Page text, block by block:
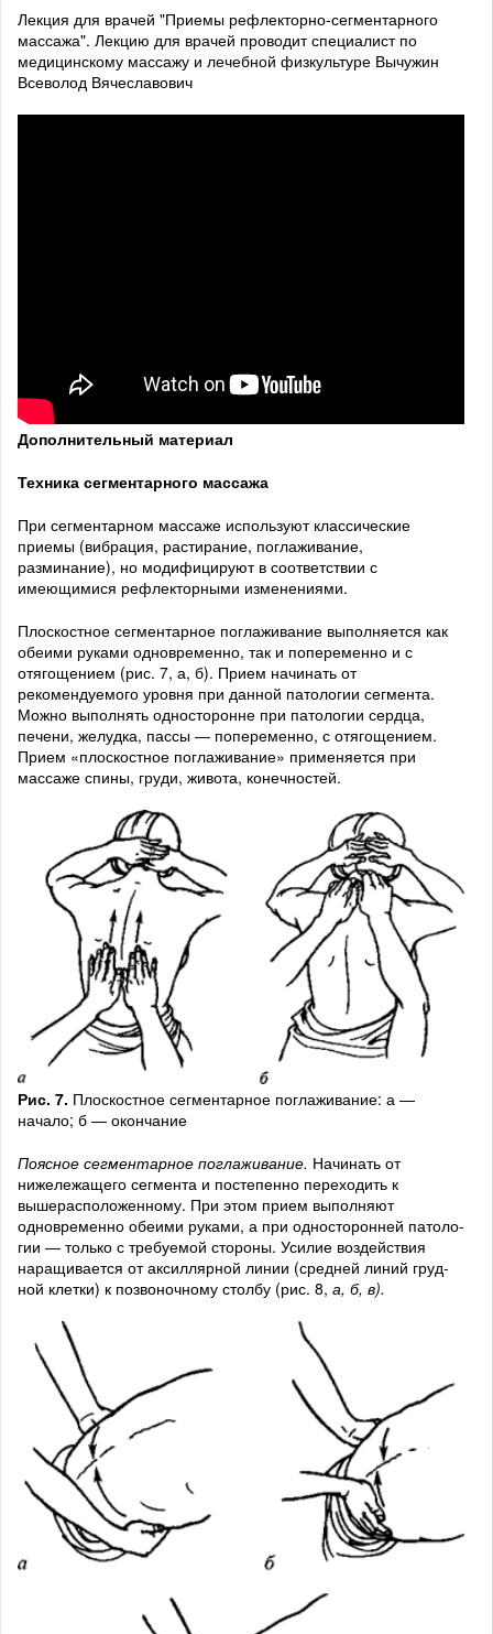
Лекция для врачей "Приемы рефлекторно-сегментарного
массажа". Лекцию для врачей проводит специалист по
медицинскому массажу и лечебной физкультуре Вычужин
Всеволод Вячеславович
Дополнительный материал
Техника сегментарного массажа
При сегментарном массаже используют классические
приемы (вибрация, растирание, поглаживание,
разминание), но модифицируют в соответствии с
имеющимися рефлекторными изменениями.
Плоскостное сегментарное поглаживание выполняется как
обеими руками одновременно, так и попеременно и с
отягощением (рис. 7, а, б). Прием начинать от
рекомендуемого уровня при данной патологии сегмента.
Можно выполнять односторонне при патологии сердца,
печени, желудка, пассы — попеременно, с отягощением.
Прием «плоскостное поглаживание» применяется при
массаже спины, груди, живота, конечностей.
Рис. 7. Плоскостное сегментарное поглаживание: а —
начало; б — окончание
Поясное сегментарное поглаживание. Начинать от
нижележащего сегмента и постепенно переходить к
вышерасположенному. При этом прием выполняют
одновременно обеими руками, а при односторонней патоло­
гии — только с требуемой стороны. Усилие воздействия
наращивается от аксиллярной линии (средней линий груд­
ной клетки) к позвоночному столбу (рис. 8, а, б, в).